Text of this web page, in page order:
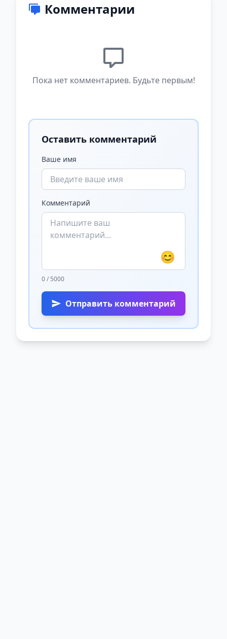
Комментарии
Пока нет комментариев. Будьте первым!
Оставить комментарий
Ваше имя
Комментарий
😊
0 / 5000
Отправить комментарий